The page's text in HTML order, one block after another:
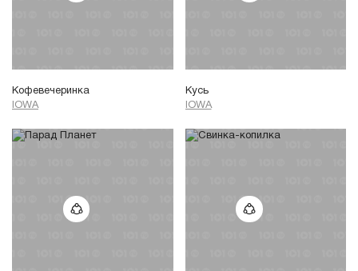
Кофевечеринка
IOWA
Кусь
IOWA